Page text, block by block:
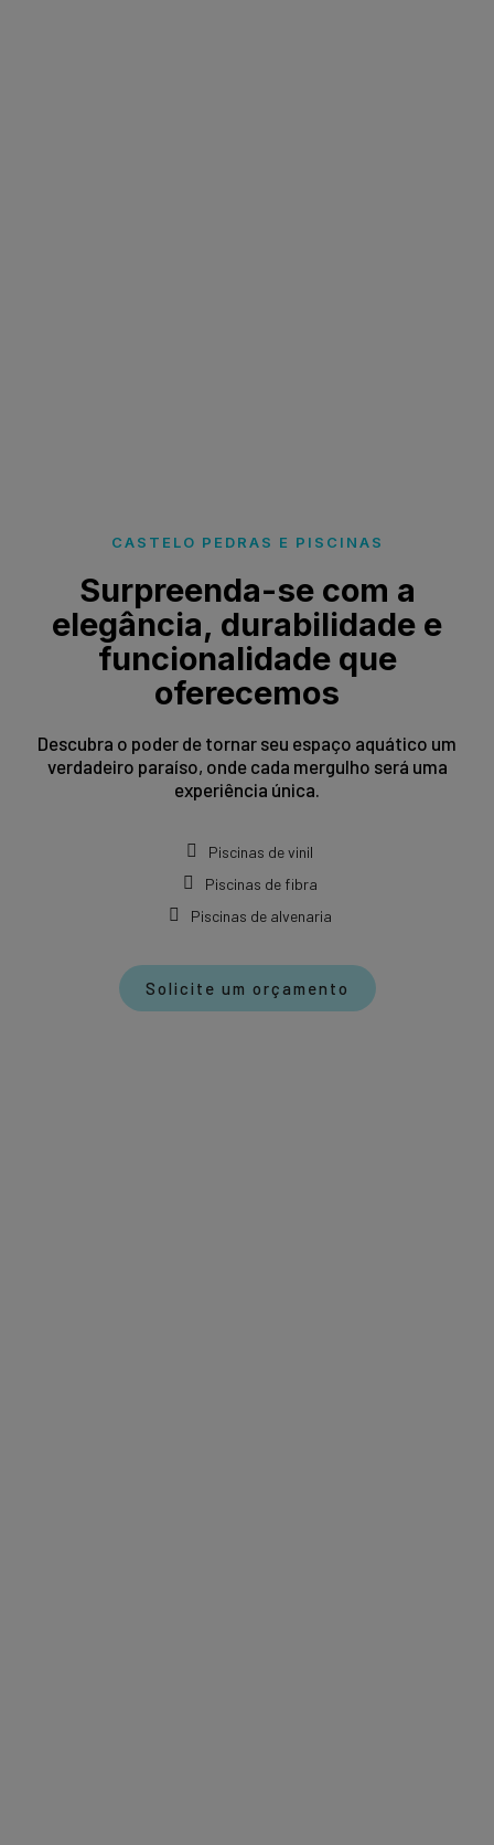
CASTELO PEDRAS E PISCINAS
Surpreenda-se com a
elegância, durabilidade e
funcionalidade que
oferecemos
Descubra o poder de tornar seu espaço aquático um
verdadeiro paraíso, onde cada mergulho será uma
experiência única.
Piscinas de vinil
Piscinas de fibra
Piscinas de alvenaria
Solicite um orçamento